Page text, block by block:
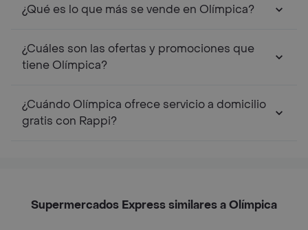
¿Qué es lo que más se vende en Olímpica?
¿Cuáles son las ofertas y promociones que
tiene Olímpica?
¿Cuándo Olímpica ofrece servicio a domicilio
gratis con Rappi?
Supermercados Express similares a Olímpica